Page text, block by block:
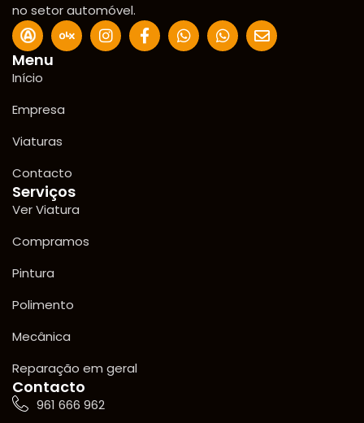
no setor automóvel.
Menu
Início
Empresa
Viaturas
Contacto
Serviços
Ver Viatura
Compramos
Pintura
Polimento
Mecânica
Reparação em geral
Contacto
961 666 962